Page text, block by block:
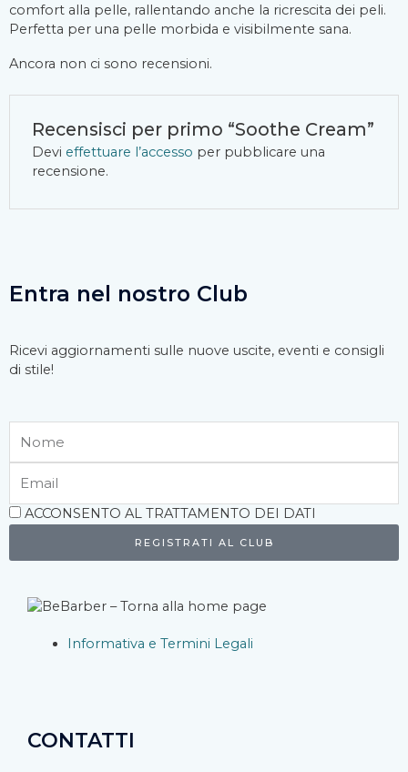
comfort alla pelle, rallentando anche la ricrescita dei peli.
Perfetta per una pelle morbida e visibilmente sana.
Ancora non ci sono recensioni.
Recensisci per primo “Soothe Cream”
Devi effettuare l’accesso per pubblicare una
recensione.
Entra nel nostro Club
Ricevi aggiornamenti sulle nuove uscite, eventi e consigli
di stile!
Accettazione
ACCONSENTO AL TRATTAMENTO DEI DATI
REGISTRATI AL CLUB
Informativa e Termini Legali
CONTATTI